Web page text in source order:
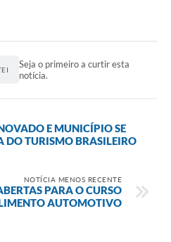
Seja o primeiro a curtir esta
notícia.
E MUNICÍPIO SE
DO TURISMO BRASILEIRO
NOTÍCIA MENOS RECENTE
PARA O CURSO
AUTOMOTIVO